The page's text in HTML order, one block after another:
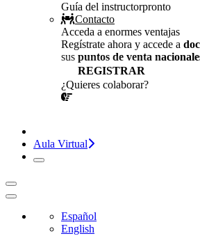
Guía del instructorpronto
Contacto
Acceda a enormes ventajas
Regístrate ahora y accede a
sus puntos de venta
REGISTRAR
¿Quieres colaborar?
Aula Virtual
Español
English